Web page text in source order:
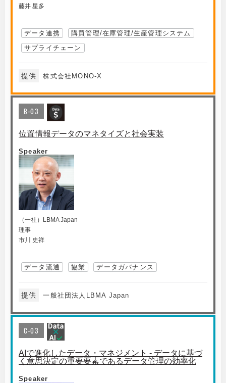
藤井 星多
データ連携
購買管理/在庫管理/生産管理システム
サプライチェーン
提供 株式会社MONO-X
B-03
位置情報データのマネタイズと社会実装
Speaker
（一社）LBMA Japan
理事
市川 史祥
データ流通 協業 データガバナンス
提供 一般社団法人LBMA Japan
C-03
AIで進化したデータ・マネジメント - データに基づ
く意思決定の重要要素であるデータ管理の効率化
Speaker